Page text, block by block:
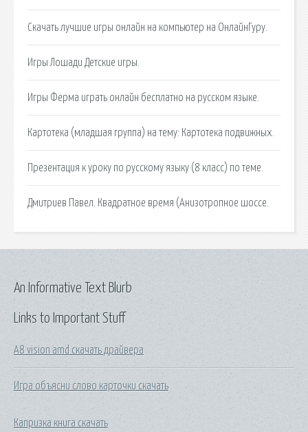
Скачать лучшие игры онлайн на компьютер на ОнлайнГуру.
Игры Лошади Детские игры.
Игры Ферма играть онлайн бесплатно на русском языке.
Картотека (младшая группа) на тему: Картотека подвижных.
Презентация к уроку по русскому языку (8 класс) по теме.
Дмитриев Павел. Квадратное время (Анизотропное шоссе.
Links to Important Stuff
A8 vision amd скачать драйвера
Игра объясни слово карточки скачать
Капризка книга скачать
An Informative Text Blurb